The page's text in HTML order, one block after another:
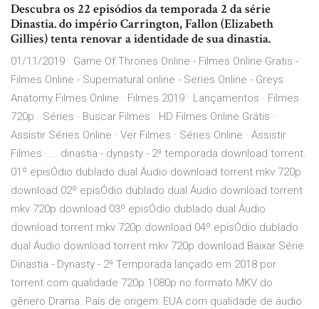
Descubra os 22 episódios da temporada 2 da série
Dinastia. do império Carrington, Fallon (Elizabeth
Gillies) tenta renovar a identidade de sua dinastia.
01/11/2019 · Game Of Thrones Online - Filmes Online Gratis -
Filmes Online - Supernatural online - Series Online - Greys
Anatomy Filmes Online · Filmes 2019 · Lançamentos · Filmes
720p · Séries · Buscar Filmes · HD Filmes Online Grátis ·
Assistir Séries Online · Ver Filmes · Séries Online · Assistir
Filmes · … dinastia - dynasty - 2ª temporada download torrent.
01º episÓdio dublado dual Áudio download torrent mkv 720p
download 02º episÓdio dublado dual Áudio download torrent
mkv 720p download 03º episÓdio dublado dual Áudio
download torrent mkv 720p download 04º episÓdio dublado
dual Áudio download torrent mkv 720p download Baixar Série
Dinastia - Dynasty - 2ª Temporada lançado em 2018 por
torrent com qualidade 720p 1080p no formato MKV do
gênero Drama. País de origem: EUA com qualidade de áudio